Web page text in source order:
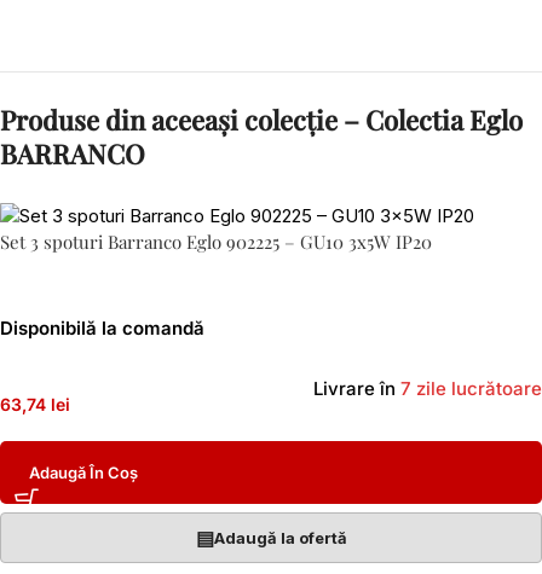
Produse din aceeași colecție – Colectia Eglo
BARRANCO
Set 3 spoturi Barranco Eglo 902225 – GU10 3x5W IP20
Disponibilă la comandă
63,74 lei
Livrare în 7 zile lucrătoare
Adaugă În Coș
▤Adaugă la ofertă